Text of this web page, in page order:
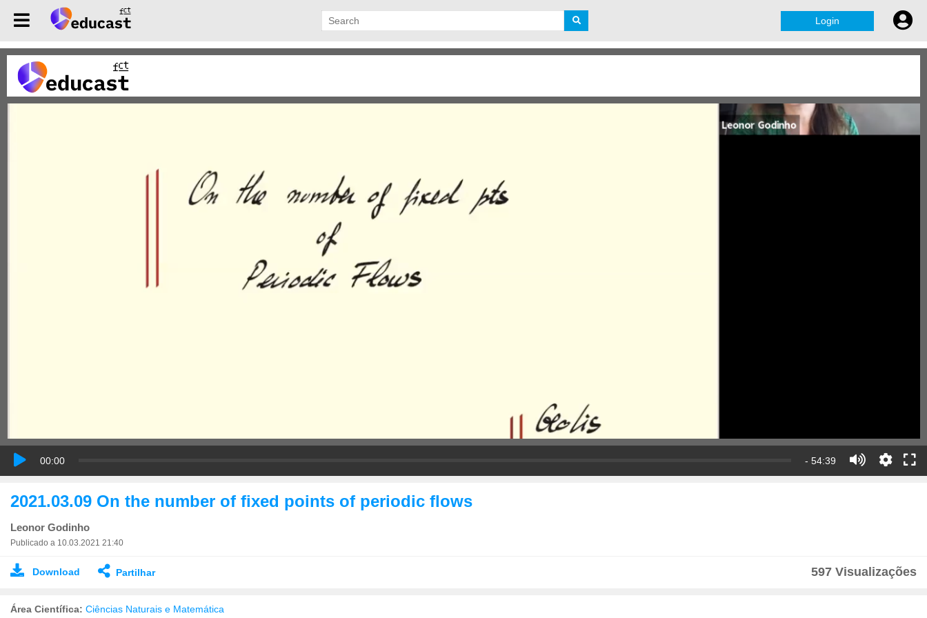
Login
00:00 - 54:39
2021.03.09 On the number of fixed points of periodic flows
Leonor Godinho
Publicado a 10.03.2021 21:40
Download Partilhar 597 Visualizações
Área Científica: Ciências Naturais e Matemática